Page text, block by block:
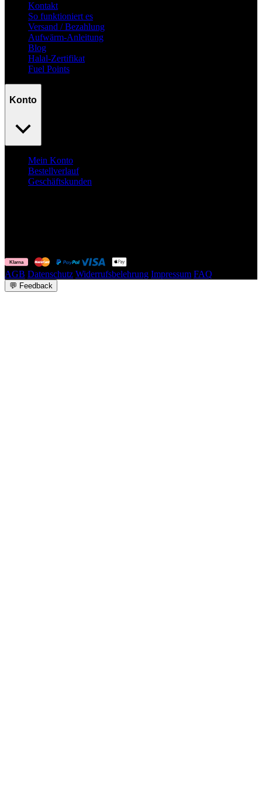
Kontakt
So funktioniert es
Versand / Bezahlung
Aufwärm-Anleitung
Blog
Halal-Zertifikat
Fuel Points
Konto
Mein Konto
Bestellverlauf
Geschäftskunden
AGB Datenschutz Widerrufsbelehrung Impressum FAQ
💬 Feedback